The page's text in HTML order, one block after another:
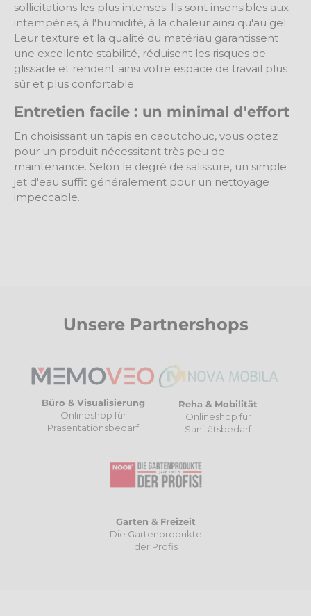
sollicitations les plus intenses. Ils sont insensibles aux
intempéries, à l'humidité, à la chaleur ainsi qu'au gel.
Leur texture et la qualité du matériau garantissent
une excellente stabilité, réduisent les risques de
glissade et rendent ainsi votre espace de travail plus
sûr et plus confortable.
Entretien facile : un minimal d'effort
En choisissant un tapis en caoutchouc, vous optez
pour un produit nécessitant très peu de
maintenance. Selon le degré de salissure, un simple
jet d'eau suffit généralement pour un nettoyage
impeccable.
Unsere Partnershops
Büro & Visualisierung
Onlineshop für
Präsentationsbedarf
Reha & Mobilität
Onlineshop für
Sanitätsbedarf
Garten & Freizeit
Die Gartenprodukte
der Profis